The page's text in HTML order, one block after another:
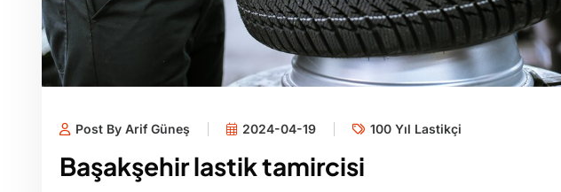
Post By Arif Güneş 2024-04-19 100 Yıl Lastikçi
Başakşehir lastik tamircisi